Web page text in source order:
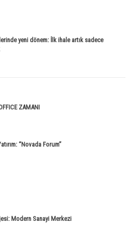
yeni dönem: İlk ihale artık sadece
ZAMANI
“Novada Forum”
Modern Sanayi Merkezi